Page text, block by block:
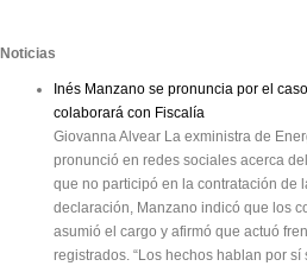
Noticias
Inés Manzano se pronuncia por el
colaborará con Fiscalía
Giovanna Alvear La exministra de
pronunció en redes sociales acerca
que no participó en la contratación de
declaración, Manzano indicó que los
asumió el cargo y afirmó que actuó
registrados. “Los hechos hablan por sí